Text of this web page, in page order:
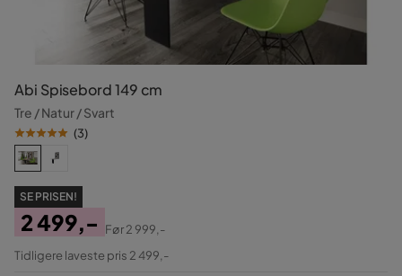
Abi Spisebord 149 cm
Tre / Natur / Svart
(3)
SE PRISEN!
Pris
2 499,-
Original
Før2 999,-
Tidligere laveste pris 2 499,-